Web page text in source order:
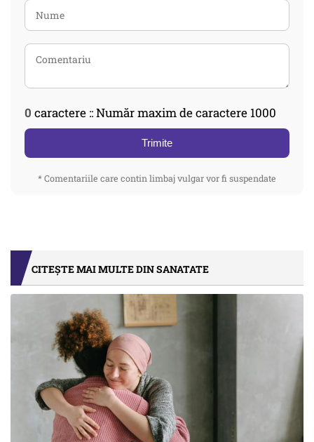
0 caractere :: Număr maxim de caractere 1000
Trimite
* Comentariile care contin limbaj vulgar vor fi suspendate
CITEȘTE MAI MULTE DIN SANATATE